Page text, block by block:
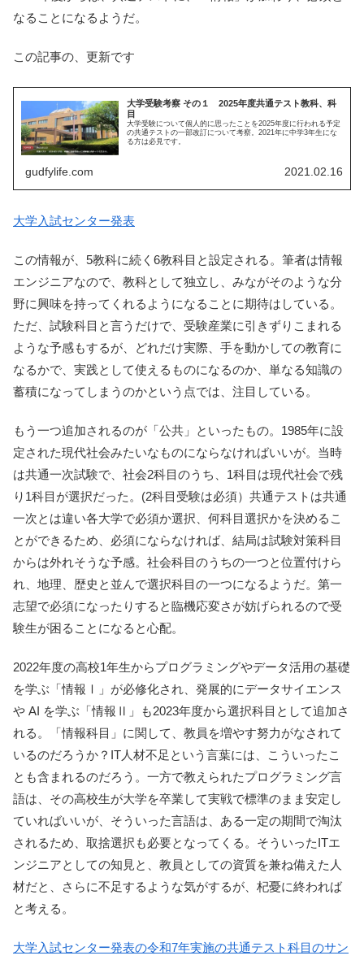
なることになるようだ。
この記事の、更新です
大学受験考察 その１ 2025年度共通テスト教科、科
目
大学受験について個人的に思ったことを2025年度に行われる予定
の共通テストの一部改訂について考察。2021年に中学3年生にな
る方は必見です。
gudfylife.com 2021.02.16
大学入試センター発表
この情報が、5教科に続く6教科目と設定される。筆者は情報
エンジニアなので、教科として独立し、みながそのような分
野に興味を持ってくれるようになることに期待はしている。
ただ、試験科目と言うだけで、受験産業に引きずりこまれる
ような予感もするが、どれだけ実際、手を動かしての教育に
なるかで、実践として使えるものになるのか、単なる知識の
蓄積になってしまうのかという点では、注目している。
もう一つ追加されるのが「公共」といったもの。1985年に設
定された現代社会みたいなものにならなければいいが。当時
は共通一次試験で、社会2科目のうち、1科目は現代社会で残
り1科目が選択だった。(2科目受験は必須）共通テストは共通
一次とは違い各大学で必須か選択、何科目選択かを決めるこ
とができるため、必須にならなければ、結局は試験対策科目
からは外れそうな予感。社会科目のうちの一つと位置付けら
れ、地理、歴史と並んで選択科目の一つになるようだ。第一
志望で必須になったりすると臨機応変さが妨げられるので受
験生が困ることになると心配。
2022年度の高校1年生からプログラミングやデータ活用の基礎
を学ぶ「情報Ⅰ」が必修化され、発展的にデータサイエンス
や AI を学ぶ「情報Ⅱ」も2023年度から選択科目として追加さ
れる。「情報科目」に関して、教員を増やす努力がなされて
いるのだろうか？IT人材不足という言葉には、こういったこ
とも含まれるのだろう。一方で教えられたプログラミング言
語は、その高校生が大学を卒業して実戦で標準のまま安定し
ていればいいが、そういった言語は、ある一定の期間で淘汰
されるため、取捨選択も必要となってくる。そういったITエ
ンジニアとしての知見と、教員としての資質を兼ね備えた人
材だと、さらに不足するような気がするが、杞憂に終われば
と考える。
大学入試センター発表の令和7年実施の共通テスト科目のサン